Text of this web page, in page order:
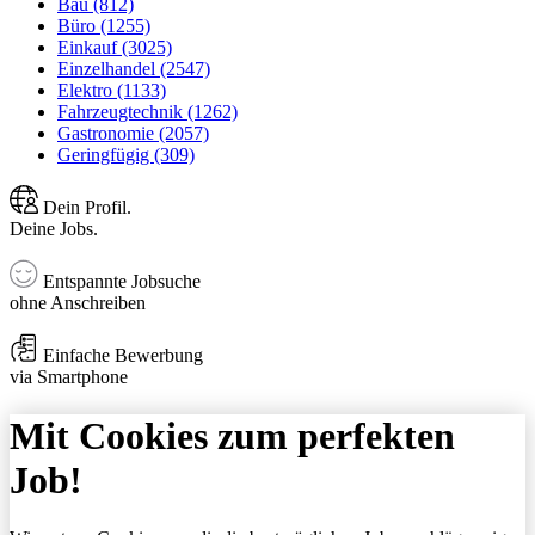
Bau (812)
Büro (1255)
Einkauf (3025)
Einzelhandel (2547)
Elektro (1133)
Fahrzeugtechnik (1262)
Gastronomie (2057)
Geringfügig (309)
Dein Profil.
Deine Jobs.
Entspannte Jobsuche
ohne Anschreiben
Einfache Bewerbung
via Smartphone
Mit Cookies zum perfekten
Job!